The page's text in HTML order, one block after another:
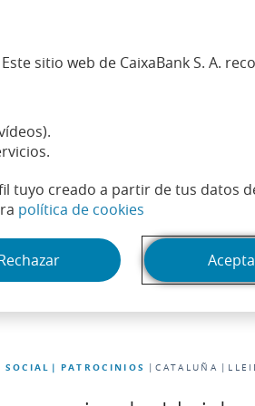
Este sitio web de CaixaBank S. A.
tuyo creado a partir de tus datos
política de cookies
nueva)
SOCIAL PATROCINIOS CATALUÑA